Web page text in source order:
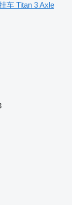
车 Titan 3 Axle